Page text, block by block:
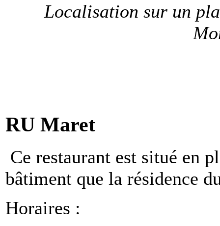
Localisation sur un
RU Maret
Ce restaurant est situé en
bâtiment que la résidence
Horaires :